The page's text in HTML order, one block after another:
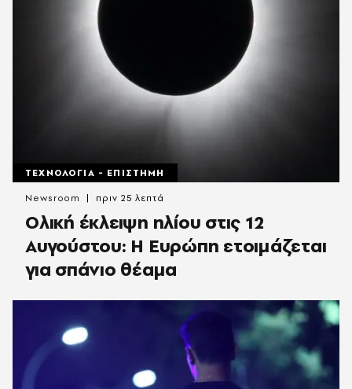
ΤΕΧΝΟΛΟΓΙΑ - ΕΠΙΣΤΗΜΗ
Ολική έκλειψη ηλίου στις 12
Αυγούστου: Η Ευρώπη ετοιμάζεται
για σπάνιο θέαμα
Newsroom πριν 25 λεπτά